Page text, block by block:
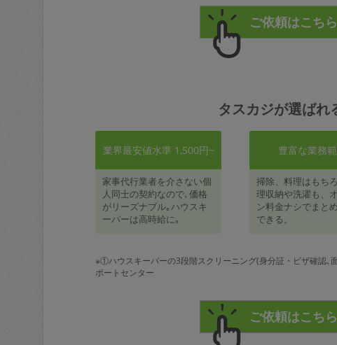
タスカジが選ばれ
業界最安値水準 1,500円~
家事代行業者を介さない個
人同士の契約なので､価格
がリーズナブル｡ハウスキ
ーパーは高時給に｡
豊富な業務
掃除、料理はもち
理収納や洗濯も、
ン料金ナシでまと
できる。
※①ハウスキーパーの3段階スクリーニング(身分証・ビザ確認
ポートセンター